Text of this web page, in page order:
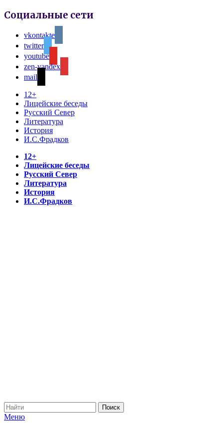
Социальные сети
vkontakte
twitter
youtube
zen-yandex
mail
12+
Лицейские беседы
Русский Север
Литература
История
И.С.Фрадков
12+
Лицейские беседы
Русский Север
Литература
История
И.С.Фрадков
Меню